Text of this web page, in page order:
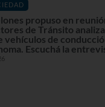
propuso en
de Tránsito
vehículos de
Escuchá la